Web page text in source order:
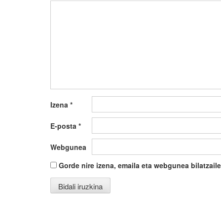
Izena *
E-posta *
Webgunea
Gorde nire izena, emaila eta webgunea